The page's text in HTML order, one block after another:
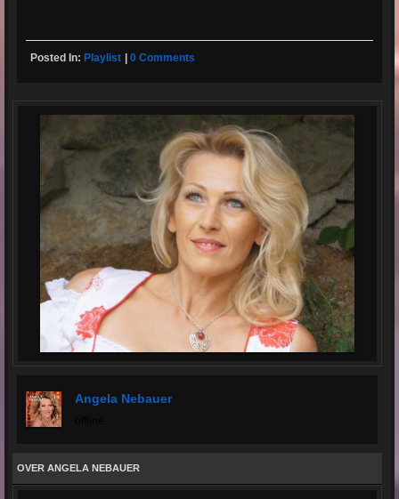
Posted In: Playlist |0 Comments
Angela Nebauer
OVER ANGELA NEBAUER